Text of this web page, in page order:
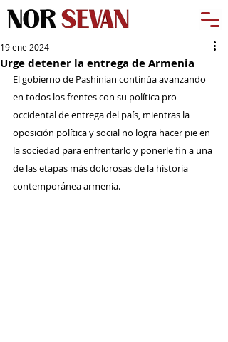
Urge detener la entrega de Armenia
19 ene 2024
El gobierno de Pashinian continúa avanzando
en todos los frentes con su política pro-
occidental de entrega del país, mientras la
oposición política y social no logra hacer pie en
la sociedad para enfrentarlo y ponerle fin a una
de las etapas más dolorosas de la historia
contemporánea armenia.